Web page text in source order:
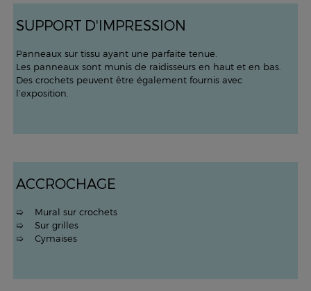
SUPPORT D'IMPRESSION
Panneaux sur tissu ayant une parfaite tenue.
Les panneaux sont munis de raidisseurs en haut et en bas.
Des crochets peuvent être également fournis avec
l’exposition.
ACCROCHAGE
➯ Mural sur crochets
➯ Sur grilles
➯ Cymaises